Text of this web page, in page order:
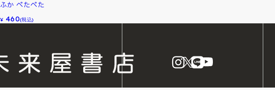
ふか ぺたぺた
¥ 460(税込)
instagram
X LINE